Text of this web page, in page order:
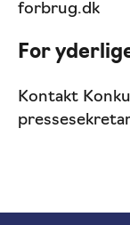
forbrug.dk
For
Kontakt